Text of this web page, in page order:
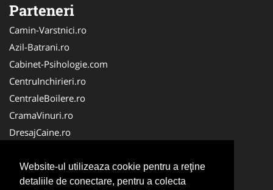
Website-ul utilizeaza cookie pentru a reţine
detaliile de conectare, pentru a colecta
Parteneri
Camin-Varstnici.ro
Azil-Batrani.ro
Cabinet-Psihologie.com
CentruInchirieri.ro
CentraleBoilere.ro
CramaVinuri.ro
DresajCaine.ro
Alpinist-Utilitar.com
Birouri-Cadastru.ro